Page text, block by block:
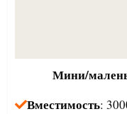
Мини/
Вместимость: